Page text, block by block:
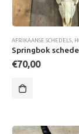
AFRIKAANSE SCHEDELS,
Springbok
€70,00